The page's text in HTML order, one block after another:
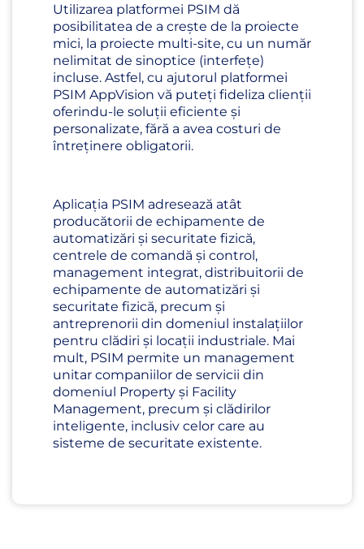
Utilizarea platformei PSIM dă
posibilitatea de a crește de la proiecte
mici, la proiecte multi-site, cu un număr
nelimitat de sinoptice (interfețe)
incluse. Astfel, cu ajutorul platformei
PSIM AppVision vă puteți fideliza clienții
oferindu-le soluții eficiente și
personalizate, fără a avea costuri de
întreținere obligatorii.
Aplicația PSIM adresează atât
producătorii de echipamente de
automatizări și securitate fizică,
centrele de comandă și control,
management integrat, distribuitorii de
echipamente de automatizări și
securitate fizică, precum și
antreprenorii din domeniul instalațiilor
pentru clădiri și locații industriale. Mai
mult, PSIM permite un management
unitar companiilor de servicii din
domeniul Property și Facility
Management, precum și clădirilor
inteligente, inclusiv celor care au
sisteme de securitate existente.